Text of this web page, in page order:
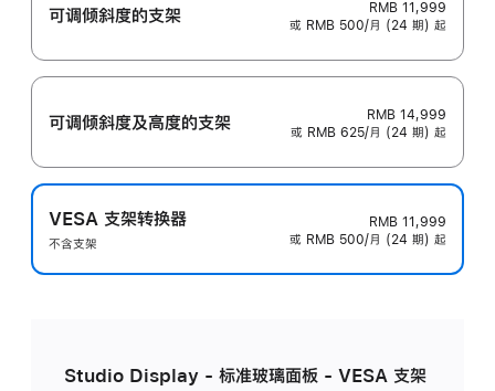
可调倾斜度的支架
RMB 11,999
或 RMB 500/月 (24 期) 起
可调倾斜度及高‍度的支‍架
RMB 14,999
或 RMB 625/月 (24 期) 起
VESA 支架转换器
不含支架
RMB 11,999
或 RMB 500/月 (24 期) 起
Studio Display - 标准玻璃面板 - VESA 支架